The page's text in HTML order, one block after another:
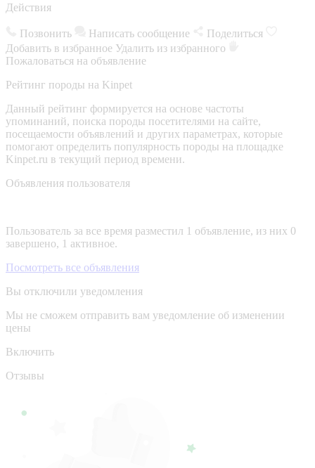
Действия
Позвонить Написать сообщение
Поделиться
Добавить в избранное Удалить из избранного
Пожаловаться на объявление
Рейтинг породы на Kinpet
Данный рейтинг формируется на основе частоты
упоминаний, поиска породы посетителями на сайте,
посещаемости объявлений и других параметрах, которые
помогают определить популярность породы на площадке
Kinpet.ru в текущий период времени.
Объявления пользователя
Пользователь за все время разместил 1 объявление, из них 0
завершено, 1 активное.
Посмотреть все объявления
Вы отключили уведомления
Мы не сможем отправить вам уведомление об изменении
цены
Включить
Отзывы